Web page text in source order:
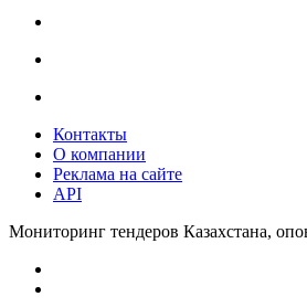
Контакты
О компании
Реклама на сайте
API
Мониторинг тендеров Казахстана,